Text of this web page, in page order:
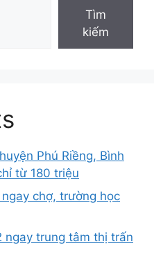
Tìm
kiếm
Phú Riềng, Bình
từ 180 triệu
chợ, trường học
ngay trung tâm thị trấn